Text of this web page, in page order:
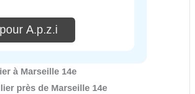
A.p.z.i
à Marseille 14e
près de Marseille 14e